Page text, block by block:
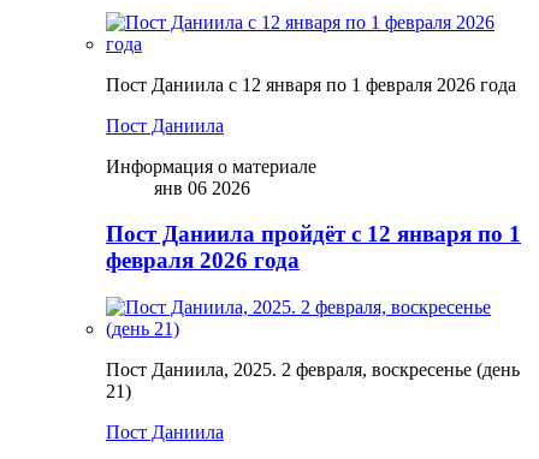
Пост Даниила с 12 января по 1 февраля 2026 года
Пост Даниила
Информация о материале
янв 06 2026
Пост Даниила пройдёт с 12 января по 1
февраля 2026 года
Пост Даниила, 2025. 2 февраля, воскресенье (день
21)
Пост Даниила